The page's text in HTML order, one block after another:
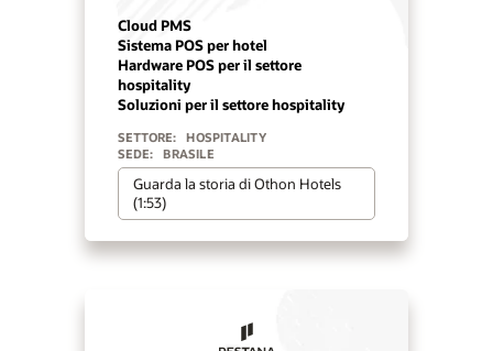
Cloud PMS
Sistema POS per hotel
Hardware POS per il settore
hospitality
Soluzioni per il settore hospitality
SETTORE:
HOSPITALITY
SEDE:
BRASILE
Guarda la storia di Othon Hotels
(1:53)